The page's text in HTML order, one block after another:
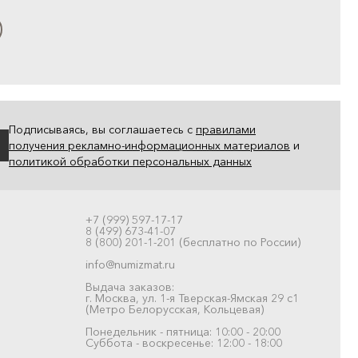
Подписываясь, вы соглашаетесь с правилами
получения рекламно-информационных материалов и
политикой обработки персональных данных
+7 (999) 597-17-17
8 (499) 673-41-07
8 (800) 201-1-201 (бесплатно по России)
info@numizmat.ru
Выдача заказов:
г. Москва, ул. 1-я Тверская-Ямская 29 с1
(Метро Белорусская, Кольцевая)
Понедельник - пятница: 10:00 - 20:00
Суббота - воскресенье: 12:00 - 18:00